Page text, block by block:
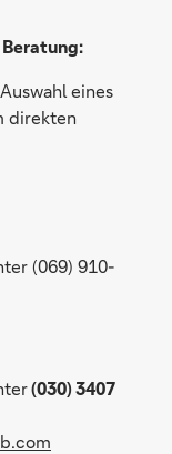
eines
direkten
(069) 910-
(030) 3407